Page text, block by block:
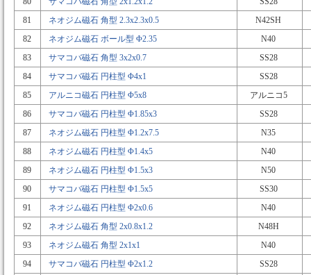
81
ネオジム磁石 角型 2.3x2.3x0.5
N42SH
82
ネオジム磁石 ボール型 Φ2.35
N40
83
サマコバ磁石 角型 3x2x0.7
SS28
84
サマコバ磁石 円柱型 Φ4x1
SS28
85
アルニコ磁石 円柱型 Φ5x8
アルニコ5
86
サマコバ磁石 円柱型 Φ1.85x3
SS28
87
ネオジム磁石 円柱型 Φ1.2x7.5
N35
88
ネオジム磁石 円柱型 Φ1.4x5
N40
89
ネオジム磁石 円柱型 Φ1.5x3
N50
90
サマコバ磁石 円柱型 Φ1.5x5
SS30
91
ネオジム磁石 円柱型 Φ2x0.6
N40
92
ネオジム磁石 角型 2x0.8x1.2
N48H
93
ネオジム磁石 角型 2x1x1
N40
94
サマコバ磁石 円柱型 Φ2x1.2
SS28